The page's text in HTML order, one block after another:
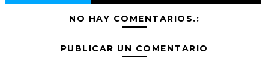
NO HAY COMENTARIOS.:
PUBLICAR UN COMENTARIO